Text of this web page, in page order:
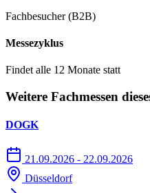
Fachbesucher (B2B)
Messezyklus
Findet alle 12 Monate statt
Weitere Fachmessen
DOGK
21.09.2026 - 22.09.2026
Düsseldorf